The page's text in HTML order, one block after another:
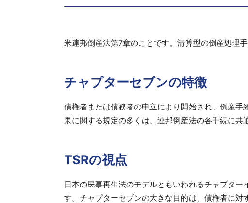
米連邦倒産法第7章のことです。清算型の倒産処理
チャプターセブンの特徴
債権者または債務者の申立により開始され、倒産
果に関する規定の多くは、連邦倒産法の各手続に共
TSRの視点
日本の民事再生法のモデルともいわれるチャプタ
す。チャプターセブンの大きな目的は、債権者に対